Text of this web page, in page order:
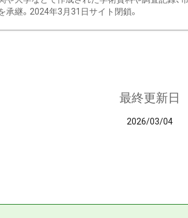
承継。2024年3月31日サイト閉鎖。
最終更新日
2026/03/04